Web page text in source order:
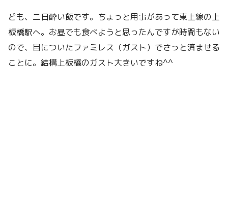
ども、二日酔い飯です。ちょっと用事があって東上線の上
板橋駅へ。お昼でも食べようと思ったんですが時間もない
ので、目についたファミレス（ガスト）でさっと済ませる
ことに。結構上板橋のガスト大きいですね^^